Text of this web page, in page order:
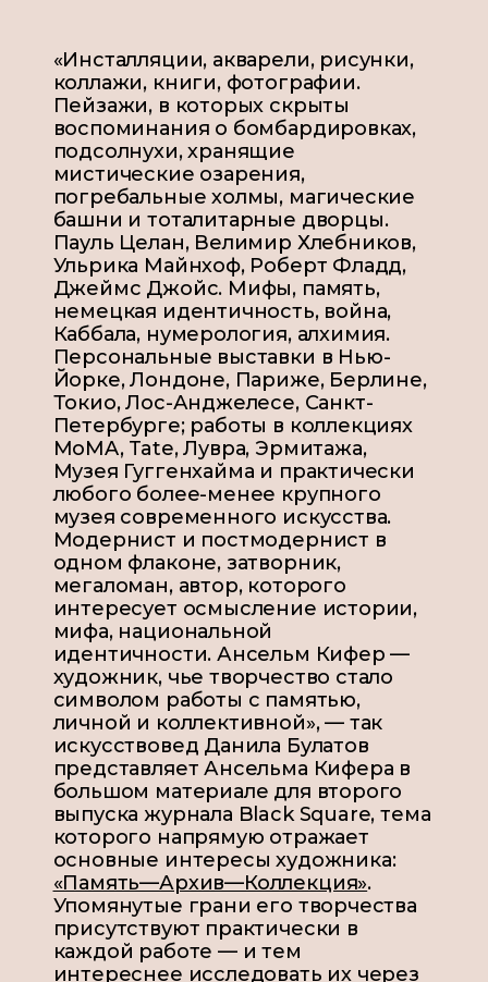
«Инсталляции, акварели, рисунки,
коллажи, книги, фотографии.
Пейзажи, в которых скрыты
воспоминания о бомбардировках,
подсолнухи, хранящие
мистические озарения,
погребальные холмы, магические
башни и тоталитарные дворцы.
Пауль Целан, Велимир Хлебников,
Ульрика Майнхоф, Роберт Фладд,
Джеймс Джойс. Мифы, память,
немецкая идентичность, война,
Каббала, нумерология, алхимия.
Персональные выставки в Нью-
Йорке, Лондоне, Париже, Берлине,
Токио, Лос-Анджелесе, Санкт-
Петербурге; работы в коллекциях
MoMA, Tate, Лувра, Эрмитажа,
Музея Гуггенхайма и практически
любого более-менее крупного
музея современного искусства.
Модернист и постмодернист в
одном флаконе, затворник,
мегаломан, автор, которого
интересует осмысление истории,
мифа, национальной
идентичности. Ансельм Кифер —
художник, чье творчество стало
символом работы с памятью,
личной и коллективной», — так
искусствовед Данила Булатов
представляет Ансельма Кифера в
большом материале для второго
выпуска журнала Black Square, тема
которого напрямую отражает
основные интересы художника:
«Память—Архив—Коллекция».
Упомянутые грани его творчества
присутствуют практически в
каждой работе — и тем
интереснее исследовать их через